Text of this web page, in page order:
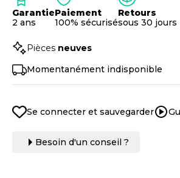
Garantie
2 ans
Paiement
100% sécurisé
Retours
sous 30 jours
Pièces neuves
Momentanément indisponible
Se connecter et sauvegarder
Besoin d'un conseil ?